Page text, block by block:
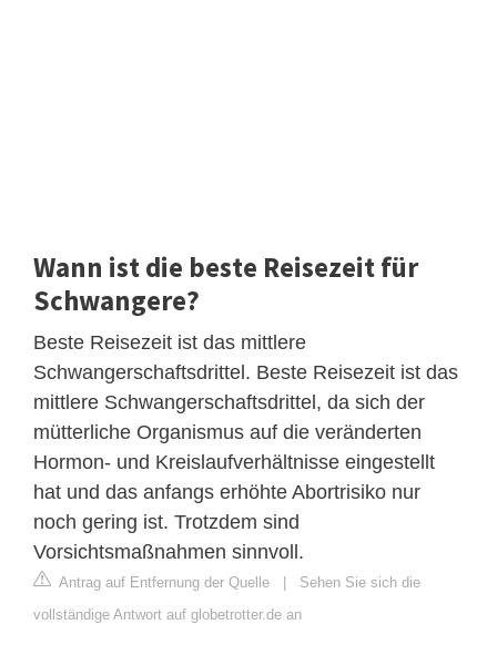
Wann ist die beste Reisezeit für
Schwangere?
Beste Reisezeit ist das mittlere
Schwangerschaftsdrittel. Beste Reisezeit ist das
mittlere Schwangerschaftsdrittel, da sich der
mütterliche Organismus auf die veränderten
Hormon- und Kreislaufverhältnisse eingestellt
hat und das anfangs erhöhte Abortrisiko nur
noch gering ist. Trotzdem sind
Vorsichtsmaßnahmen sinnvoll.
Antrag auf Entfernung der Quelle | Sehen Sie sich die
vollständige Antwort auf globetrotter.de an